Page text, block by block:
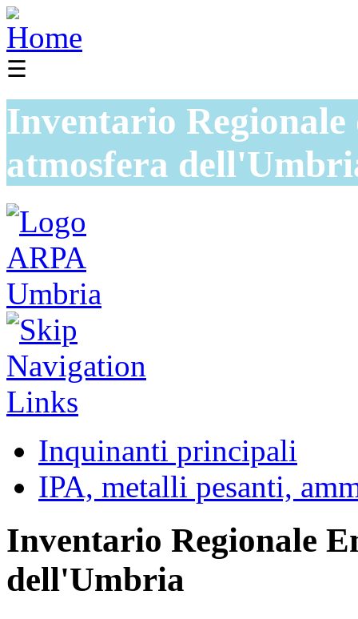
☰
Inventario
atmosfera
Inquinanti principali
IPA, metalli pesanti,
Inventario Regionale
dell'Umbria